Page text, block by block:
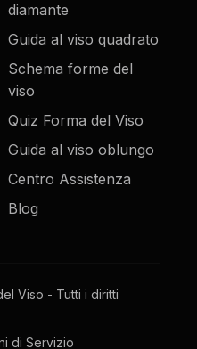
diamante
Guida al viso quadrato
Schema forme del
viso
Quiz Forma del Viso
Guida al viso oblungo
Centro Assistenza
Blog
Viso - Tutti i diritti
di Servizio